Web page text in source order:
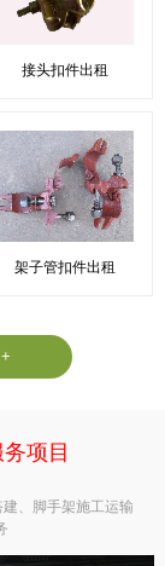
接头扣件出租
架子管扣件出租
、
脚手架施工运输
务项目